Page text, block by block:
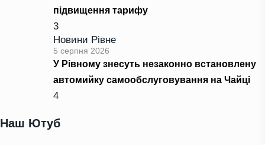
підвищення тарифу
3
Новини Рівне
5 серпня 2026
У Рівному знесуть незаконно встановлену
автомийку самообслуговування на Чайці
4
Наш Ютуб